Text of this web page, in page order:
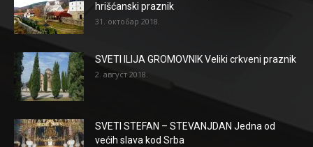
hrišćanski praznik
31. октобар 2018.
SVETI ILIJA GROMOVNIK Veliki crkveni praznik
2. август 2018.
SVETI STEFAN – STEVANJDAN Jedna od
većih slava kod Srba